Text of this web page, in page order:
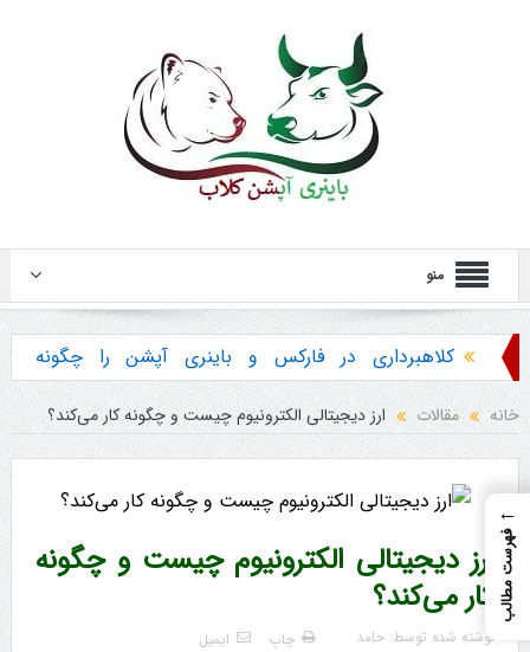
منو
کلاهبرداری در فارکس و باینری آپشن را چگونه
تشخیص دهیم ؟
هشدار در مورد خرید استراتژی ها و پکیج آموزش
باینری آپشن
خانه مقالات ارز دیجیتالی الکترونیوم چیست و چگونه کار می‌کند؟
ارز دیجیتالی الکترونیوم چیست و چگونه
کار می‌کند؟
نوشته شده توسط: حامد چاپ ایمیل
←
فهرست مطالب